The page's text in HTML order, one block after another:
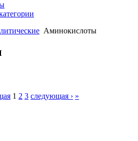
Аминокислоты
1 2 3 следующая › »